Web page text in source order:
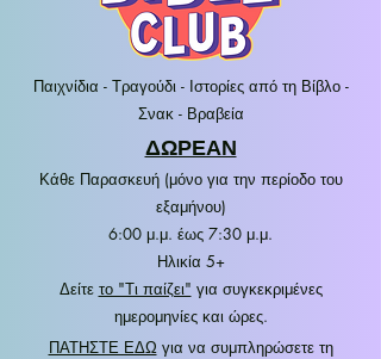
Παιχνίδια - Τραγούδι - Ιστορίες από τη Βίβλο -
Σνακ - Βραβεία
ΔΩΡΕΑΝ
Κάθε Παρασκευή (μόνο για την περίοδο του
εξαμήνου)
6:00 μ.μ. έως 7:30 μ.μ.
Ηλικία 5+
Δείτε το "Τι παίζει" για συγκεκριμένες
ημερομηνίες και ώρες.
ΠΑΤΗΣΤΕ ΕΔΩγια να συμπληρώσετε τη